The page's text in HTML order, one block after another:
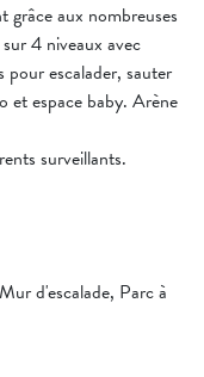
grâce aux nombreuses
4 niveaux avec
pour escalader, sauter
et espace baby. Arène
surveillants.
d'escalade, Parc à